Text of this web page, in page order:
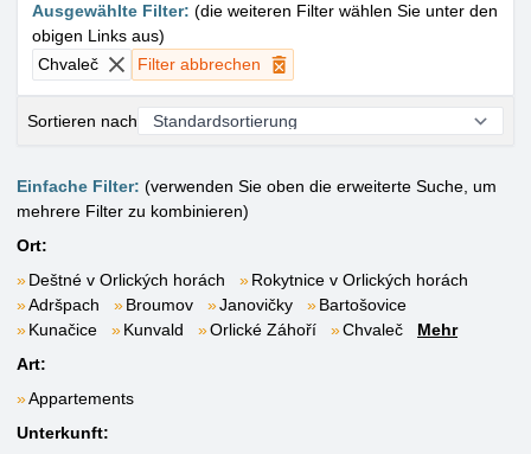
Ausgewählte Filter: (die weiteren Filter wählen Sie unter den
obigen Links aus)
Chvaleč
Filter abbrechen
Sortieren nach
Einfache Filter: (verwenden Sie oben die erweiterte Suche, um
mehrere Filter zu kombinieren)
Ort:
Deštné v Orlických horách
Rokytnice v Orlických horách
Adršpach
Broumov Janovičky
Bartošovice
Kunačice
Kunvald Orlické Záhoří Chvaleč
Mehr
Art:
Appartements
Unterkunft: